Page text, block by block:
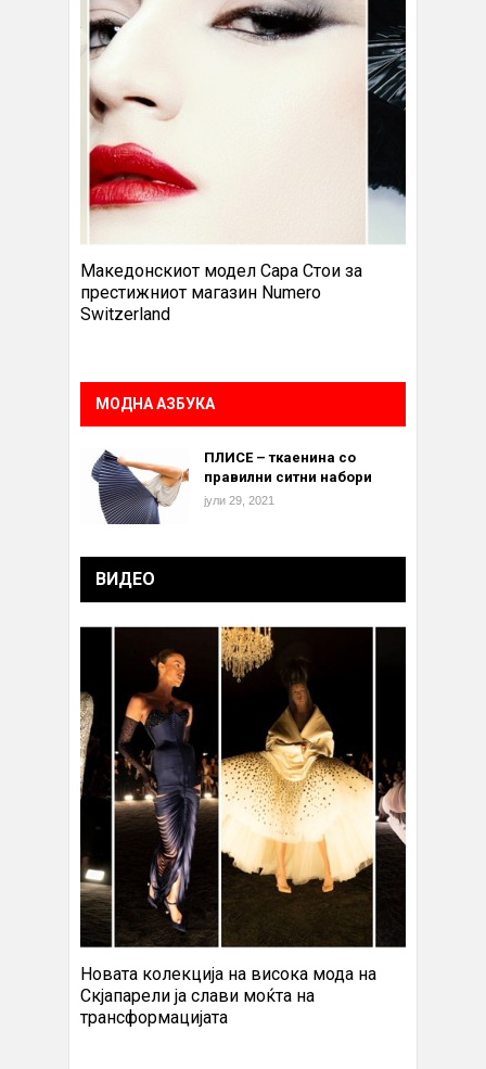
Македонскиот модел Сара Стои за
престижниот магазин Numero
Switzerland
МОДНА АЗБУКА
ПЛИСЕ – ткаенина со
правилни ситни набори
јули 29, 2021
ВИДЕО
Новата колекција на висока мода на
Скјапарели ја слави моќта на
трансформацијата